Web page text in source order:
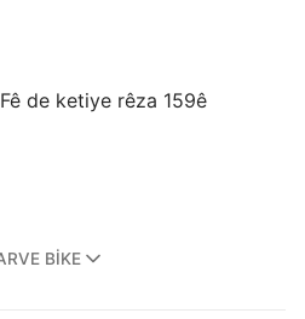
BIKE